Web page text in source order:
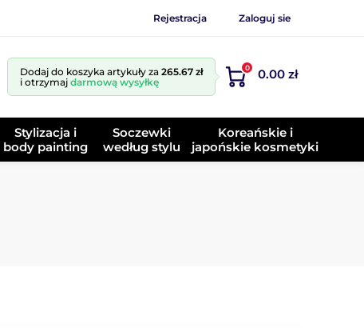
Rejestracja Zaloguj sie
Dodaj do koszyka artykuły za 265.67 zł
i otrzymaj darmową wysyłkę
0 0.00 zł
Stylizacja i
body painting
Soczewki
według stylu
Koreańskie i
japońskie kosmetyki